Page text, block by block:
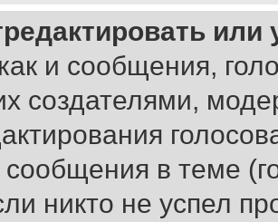
и сообщения,
создателями,
сообщения в теме
никто не успел